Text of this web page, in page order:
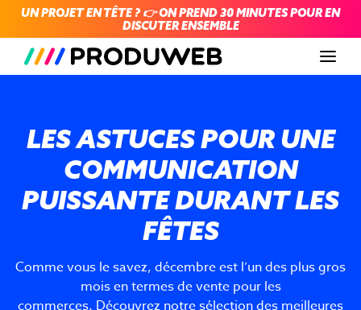
UN PROJET EN TÊTE ? 👉 ON PREND 30 MINUTES POUR EN
DISCUTER ENSEMBLE
Menu
LES ASTUCES POUR UNE
COMMUNICATION
PUISSANTE DURANT LES
FÊTES
Comme vous le savez, décembre est l’un des plus gros
mois en termes de vente pour les
commerces. Découvrez notre sélection des meilleures